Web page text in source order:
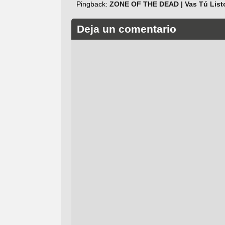
Pingback: ZONE OF THE DEAD | Vas Tú
Deja un comentario